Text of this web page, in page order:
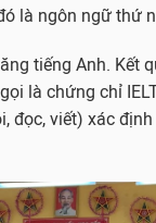
là ngôn ngữ thứ
tiếng Anh. Kết
là chứng chỉ
đọc, viết) xác